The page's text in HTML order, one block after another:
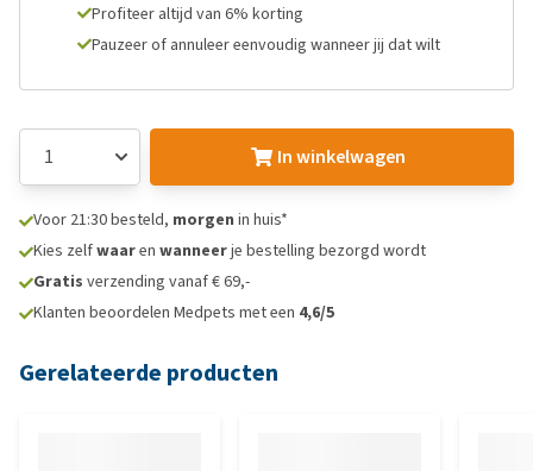
Profiteer altijd van 6% korting
Pauzeer of annuleer eenvoudig wanneer jij dat wilt
In winkelwagen
Voor 21:30 besteld, morgen in huis*
Kies zelfwaaren wanneerje bestelling bezorgd wordt
Gratis verzending vanaf € 69,-
Klanten beoordelen Medpets met een 4,6/5
Gerelateerde producten